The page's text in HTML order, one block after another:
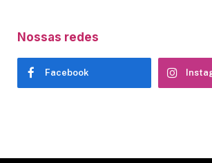
Nossas redes
Facebook